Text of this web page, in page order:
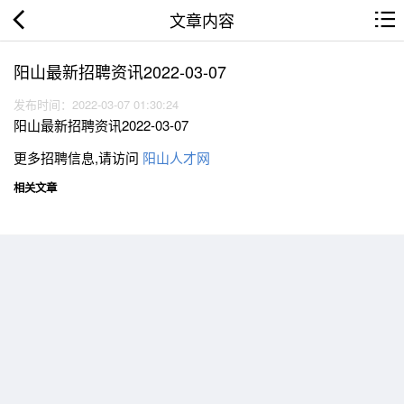
文章内容
阳山最新招聘资讯2022-03-07
发布时间：2022-03-07 01:30:24
阳山最新招聘资讯2022-03-07
更多招聘信息,请访问 阳山人才网
相关文章